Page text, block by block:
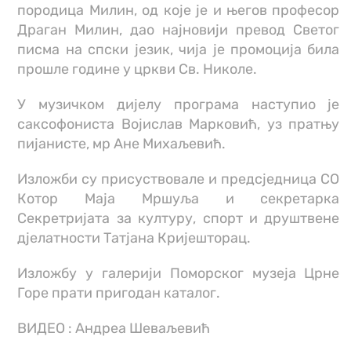
породица Милин, од које је и његов професор
Драган Милин, дао најновији превод Светог
писма на спски језик, чија је промоција била
прошле године у цркви Св. Николе.
У музичком дијелу програма наступио је
саксофониста Војислав Марковић, уз пратњу
пијанисте, мр Ане Михаљевић.
Изложби су присуствовале и предсједница СО
Котор Маја Мршуља и секретарка
Секретријата за културу, спорт и друштвене
дјелатности Татјана Кријешторац.
Изложбу у галерији Поморског музеја Црне
Горе прати пригодан каталог.
ВИДЕО : Андреа Шеваљевић